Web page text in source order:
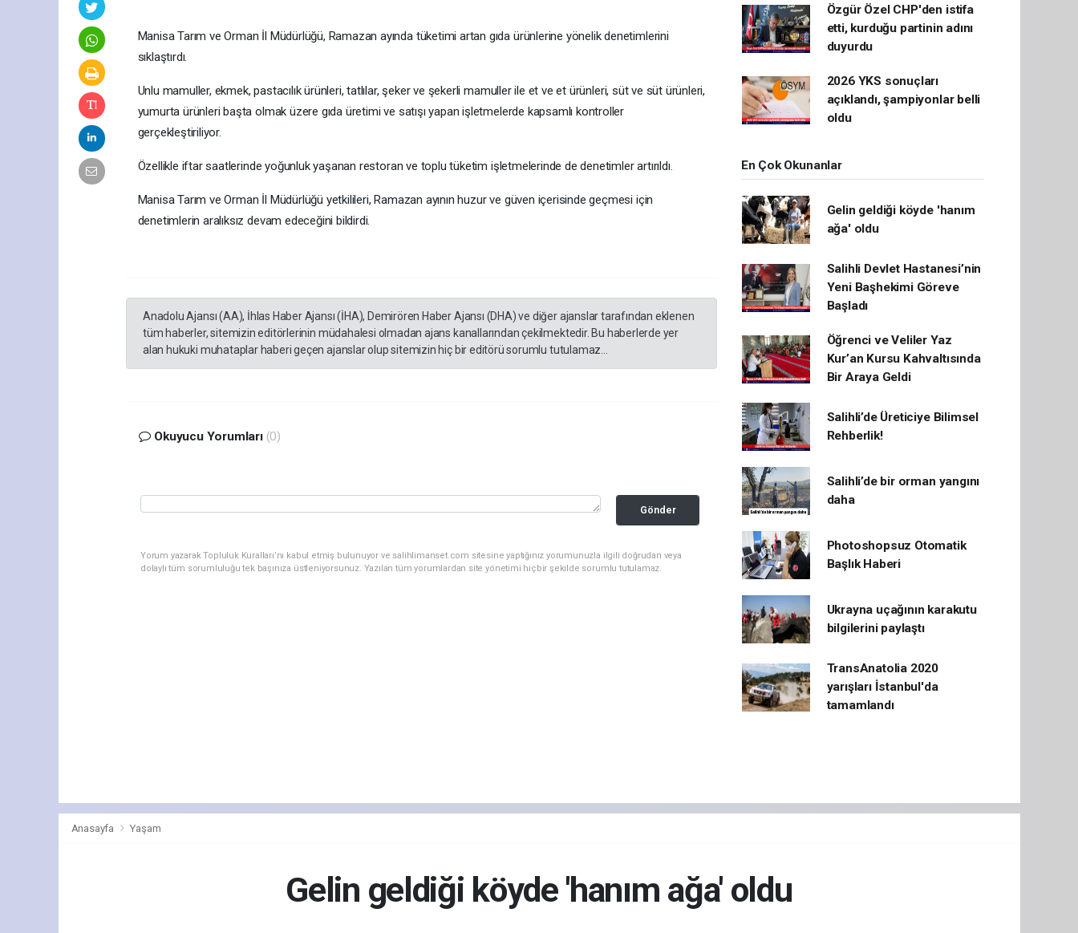
Manisa Tarım ve Orman İl Müdürlüğü, Ramazan ayında tüketimi artan gıda ürünlerine yönelik denetimlerini
sıklaştırdı.
Unlu mamuller, ekmek, pastacılık ürünleri, tatlılar, şeker ve şekerli mamuller ile et ve et ürünleri, süt ve süt ürünleri,
yumurta ürünleri başta olmak üzere gıda üretimi ve satışı yapan işletmelerde kapsamlı kontroller
gerçekleştiriliyor.
Özellikle iftar saatlerinde yoğunluk yaşanan restoran ve toplu tüketim işletmelerinde de denetimler artırıldı.
Manisa Tarım ve Orman İl Müdürlüğü yetkilileri, Ramazan ayının huzur ve güven içerisinde geçmesi için
denetimlerin aralıksız devam edeceğini bildirdi.
Anadolu Ajansı (AA), İhlas Haber Ajansı (İHA), Demirören Haber Ajansı (DHA) ve diğer ajanslar tarafından eklenen
tüm haberler, sitemizin editörlerinin müdahalesi olmadan ajans kanallarından çekilmektedir. Bu haberlerde yer
alan hukuki muhataplar haberi geçen ajanslar olup sitemizin hiç bir editörü sorumlu tutulamaz...
Okuyucu Yorumları (0)
Gönder
Yorum yazarak Topluluk Kuralları’nı kabul etmiş bulunuyor ve salihlimanset.com sitesine yaptığınız yorumunuzla ilgili doğrudan veya
dolaylı tüm sorumluluğu tek başınıza üstleniyorsunuz. Yazılan tüm yorumlardan site yönetimi hiçbir şekilde sorumlu tutulamaz.
Özgür Özel CHP'den istifa
etti, kurduğu partinin adını
duyurdu
2026 YKS sonuçları
açıklandı, şampiyonlar belli
oldu
En Çok Okunanlar
Gelin geldiği köyde 'hanım
ağa' oldu
Salihli Devlet Hastanesi’nin
Yeni Başhekimi Göreve
Başladı
Öğrenci ve Veliler Yaz
Kur’an Kursu Kahvaltısında
Bir Araya Geldi
Salihli’de Üreticiye Bilimsel
Rehberlik!
Salihli’de bir orman yangını
daha
Photoshopsuz Otomatik
Başlık Haberi
Ukrayna uçağının karakutu
bilgilerini paylaştı
TransAnatolia 2020
yarışları İstanbul'da
tamamlandı
Anasayfa Yaşam
Gelin geldiği köyde 'hanım ağa' oldu